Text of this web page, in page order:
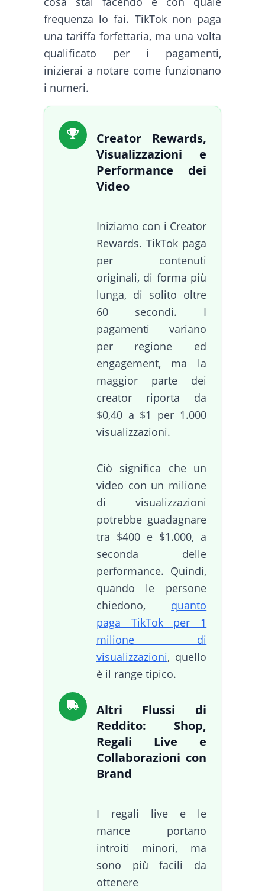
frequenza lo fai. TikTok non paga
una tariffa forfettaria, ma una volta
qualificato per i pagamenti,
inizierai a notare come funzionano
i numeri.
Creator Rewards,
Visualizzazioni e
Performance dei
Video
Iniziamo con i Creator
Rewards. TikTok paga
per contenuti
originali, di forma più
lunga, di solito oltre
60 secondi. I
pagamenti variano
per regione ed
engagement, ma la
maggior parte dei
creator riporta da
$0,40 a $1 per 1.000
visualizzazioni.
Ciò significa che un
video con un milione
di visualizzazioni
potrebbe guadagnare
tra $400 e $1.000, a
seconda delle
performance. Quindi,
quando le persone
chiedono, quanto
paga TikTok per 1
milione di
visualizzazioni, quello
è il range tipico.
Altri Flussi di
Reddito: Shop,
Regali Live e
Collaborazioni con
Brand
I regali live e le
mance portano
introiti minori, ma
sono più facili da
ottenere